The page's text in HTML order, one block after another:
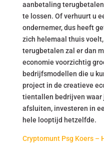
aanbetaling
te lossen. Of verhuurt u
ondernemer, dus heeft
zich helemaal thuis
terugbetalen zal er dan
economie voorzichtig
bedrijfsmodellen die u
project in de creatieve
tientallen bedrijven waar
afsluiten, investeren in
hele looptijd hetzelfde.
Cryptomunt Psg Koers –